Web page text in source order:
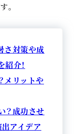
。
さ対策や成
介！
メリットや
？成功させ
アイデア